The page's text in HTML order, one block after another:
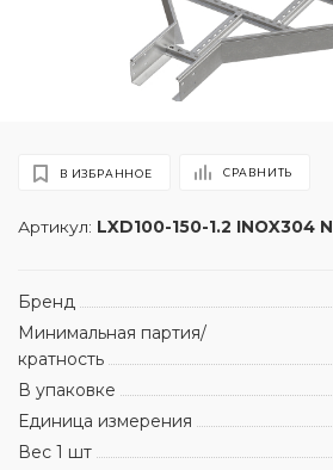
Артикул: LXD100-150-1.2 INOX304 N
В ИЗБРАННОЕ СРАВНИТЬ
Бренд
Минимальная партия/
кратность
В упаковке
Единица измерения
Вес 1 шт